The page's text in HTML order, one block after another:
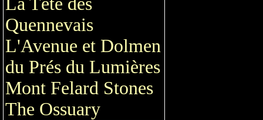
Quennevais
L'Avenue et Dolmen
du Prés du Lumières
Mont Felard Stones
The Ossuary